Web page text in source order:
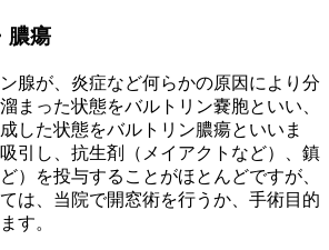
膿瘍
腺が、炎症など何らかの原因により分
まった状態をバルトリン嚢胞といい、
した状態をバルトリン膿瘍といいま
引し、抗生剤（メイアクトなど）、鎮
）を投与することがほとんどですが、
は、当院で開窓術を行うか、手術目的
す。